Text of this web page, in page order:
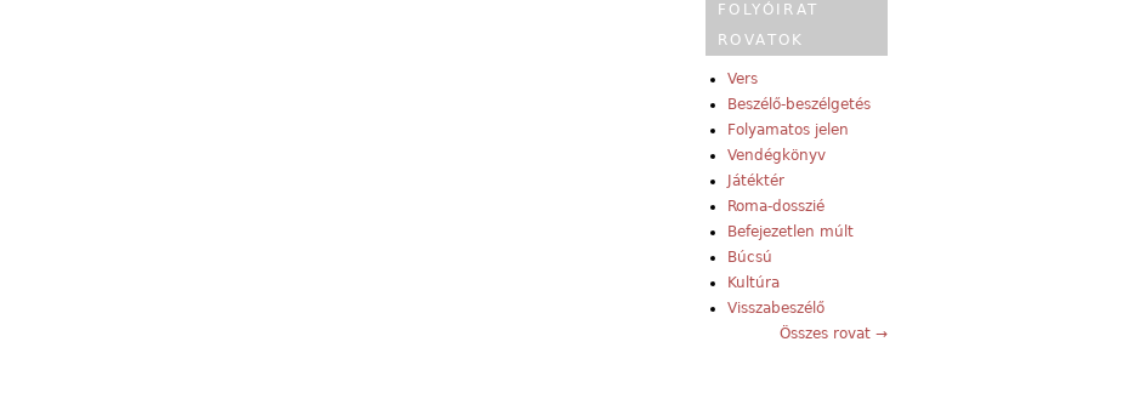
FOLYÓIRAT
ROVATOK
Vers
Beszélő-beszélgetés
Folyamatos jelen
Vendégkönyv
Játéktér
Roma-dosszié
Befejezetlen múlt
Búcsú
Kultúra
Visszabeszélő
Összes rovat →